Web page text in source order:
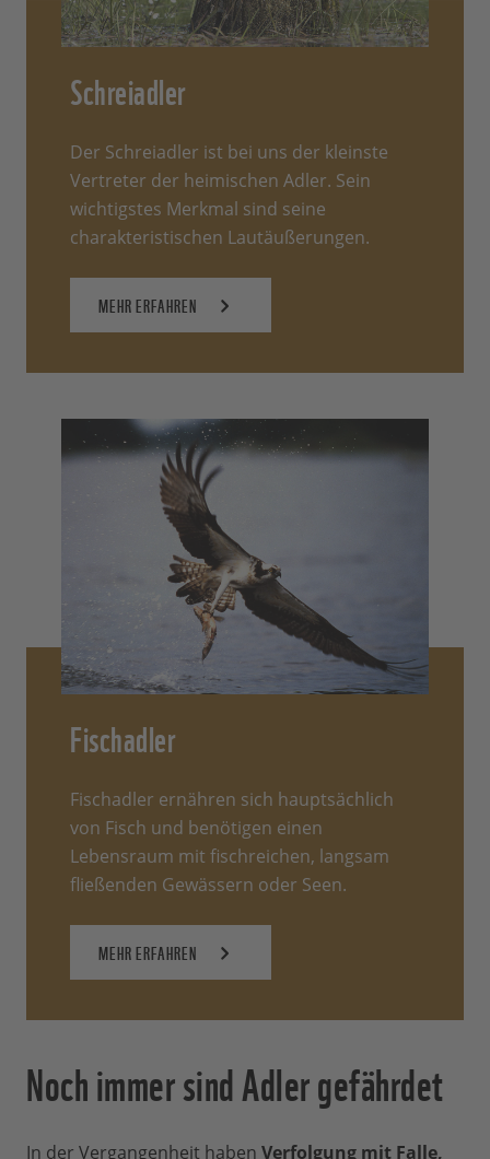
Schreiadler
Der Schreiadler ist bei uns der kleinste
Vertreter der heimischen Adler. Sein
wichtigstes Merkmal sind seine
charakteristischen Lautäußerungen.
MEHR ERFAHREN
Fischadler
Fischadler ernähren sich hauptsächlich
von Fisch und benötigen einen
Lebensraum mit fischreichen, langsam
fließenden Gewässern oder Seen.
MEHR ERFAHREN
Noch immer sind Adler gefährdet
In der Vergangenheit haben Verfolgung mit Falle,